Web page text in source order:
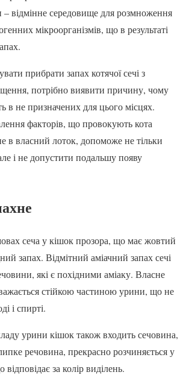
відмінне середовище для розмноження
мікроорганізмів, що в результаті
прибрати запах котячої сечі з
потрібно виявити причину, чому
в не призначених для цього місцях.
факторів, що провокують кота
в власний лоток, допоможе не тільки
і не допустити подальшу появу
сеча у кішок прозора, що має жовтий
запах. Відмітний аміачний запах сечі
які є похідними аміаку. Власне
стійкою частиною урини, що не
і спирті.
урини кішок також входить сечовина,
речовина, прекрасно розчиняється у
за колір виділень.